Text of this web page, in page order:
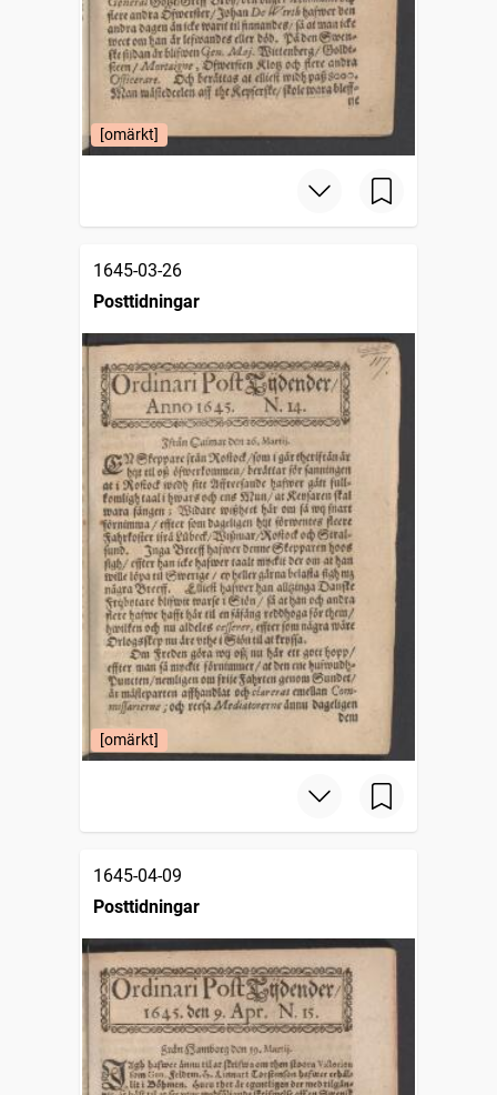
[omärkt]
1645-03-26
Posttidningar
[omärkt]
1645-04-09
Posttidningar